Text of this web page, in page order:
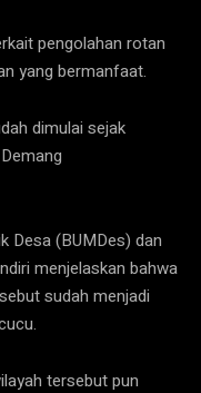
pengolahan rotan
yang bermanfaat.
dimulai sejak
Desa (BUMDes) dan
menjelaskan bahwa
sudah menjadi
tersebut pun